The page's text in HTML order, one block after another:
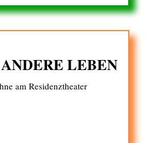
LEBEN
am Residenztheater